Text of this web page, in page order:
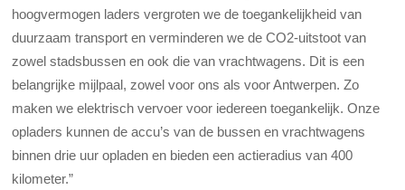
hoogvermogen laders vergroten we de toegankelijkheid van
duurzaam transport en verminderen we de CO2-uitstoot van
zowel stadsbussen en ook die van vrachtwagens. Dit is een
belangrijke mijlpaal, zowel voor ons als voor Antwerpen. Zo
maken we elektrisch vervoer voor iedereen toegankelijk. Onze
opladers kunnen de accu’s van de bussen en vrachtwagens
binnen drie uur opladen en bieden een actieradius van 400
kilometer.”